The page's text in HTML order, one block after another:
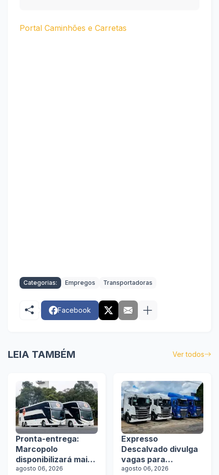
Portal Caminhões e Carretas
Categorias: Empregos Transportadoras
Facebook
LEIA TAMBÉM Ver todos
Pronta-entrega:
Marcopolo
disponibilizará mais
de 100 ônibus para
agosto 06, 2026
Expresso
Descalvado divulga
vagas para
motoristas
agosto 06, 2026